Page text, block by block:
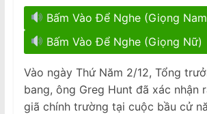
p
a
p
e
r
Bấm Vào Để Nghe (Giọng
Bấm Vào Để Nghe (Giọng Nữ)
Vào ngày Thứ Năm 2/12, Tổng
bang, ông Greg Hunt đã xác nhận
giã chính trường tại cuộc bầu cử